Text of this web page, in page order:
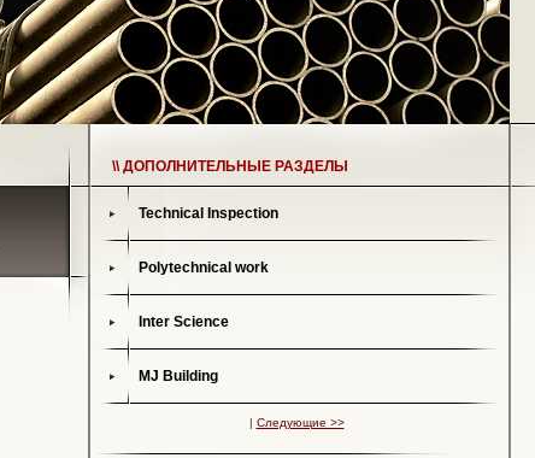
\\ ДОПОЛНИТЕЛЬНЫЕ РАЗДЕЛЫ
Technical Inspection
Polytechnical work
Inter Science
MJ Building
| Следующие >>